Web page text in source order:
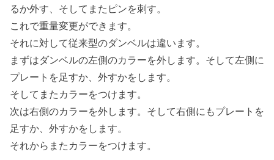
るか外す、そしてまたピンを刺す。
これで重量変更ができます。
それに対して従来型のダンベルは違います。
まずはダンベルの左側のカラーを外します。そして左側に
プレートを足すか、外すかをします。
そしてまたカラーをつけます。
次は右側のカラーを外します。そして右側にもプレートを
足すか、外すかをします。
それからまたカラーをつけます。